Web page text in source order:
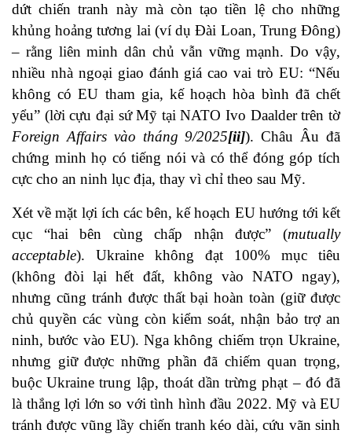
dứt chiến tranh này mà còn tạo tiền lệ cho những
khủng hoảng tương lai (ví dụ Đài Loan, Trung Đông)
– rằng liên minh dân chủ vẫn vững mạnh. Do vậy,
nhiều nhà ngoại giao đánh giá cao vai trò EU: “Nếu
không có EU tham gia, kế hoạch hòa bình đã chết
yểu” (lời cựu đại sứ Mỹ tại NATO Ivo Daalder trên tờ
Foreign Affairs vào tháng 9/2025[ii]). Châu Âu đã
chứng minh họ có tiếng nói và có thể đóng góp tích
cực cho an ninh lục địa, thay vì chỉ theo sau Mỹ.
Xét về mặt lợi ích các bên, kế hoạch EU hướng tới kết
cục “hai bên cùng chấp nhận được” (mutually
acceptable). Ukraine không đạt 100% mục tiêu
(không đòi lại hết đất, không vào NATO ngay),
nhưng cũng tránh được thất bại hoàn toàn (giữ được
chủ quyền các vùng còn kiểm soát, nhận bảo trợ an
ninh, bước vào EU). Nga không chiếm trọn Ukraine,
nhưng giữ được những phần đã chiếm quan trọng,
buộc Ukraine trung lập, thoát dần trừng phạt – đó đã
là thắng lợi lớn so với tình hình đầu 2022. Mỹ và EU
tránh được vũng lầy chiến tranh kéo dài, cứu vãn sinh